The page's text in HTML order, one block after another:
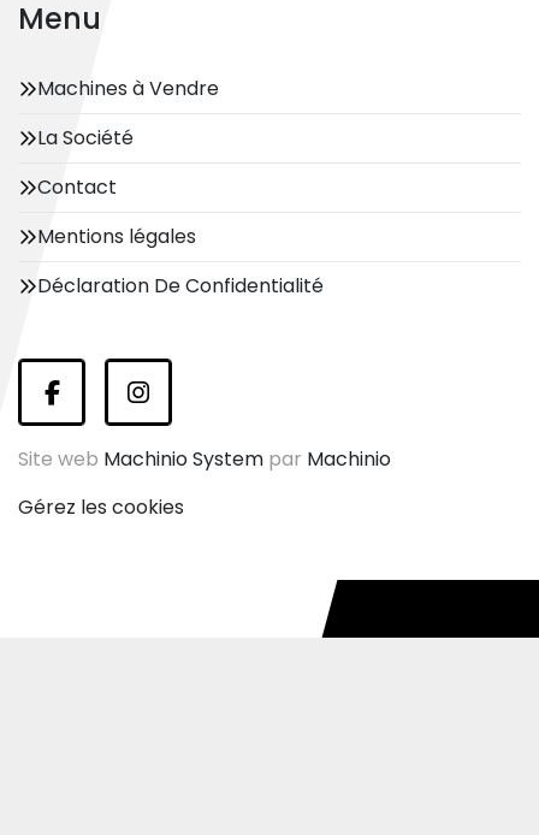
Menu
Machines à Vendre
La Société
Contact
Mentions légales
Déclaration De Confidentialité
facebookinstagram
Site web Machinio System par Machinio
Gérez les cookies